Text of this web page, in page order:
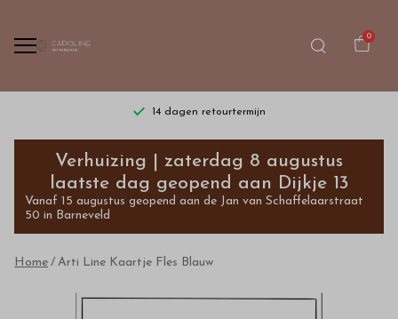
0
14 dagen retourtermijn
Arti
Line
Kaartje
Fles
Blauw
Verhuizing | zaterdag 8 augustus
laatste dag geopend aan Dijkje 13
Vanaf 15 augustus geopend aan de Jan van Schaffelaarstraat
50 in Barneveld
Home Arti Line Kaartje Fles Blauw